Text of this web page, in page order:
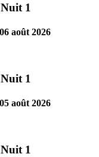
1
août 2026
1
août 2026
1